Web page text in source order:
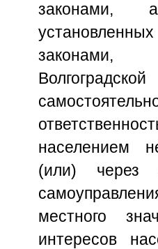
населением
(или) через
местного
интересов